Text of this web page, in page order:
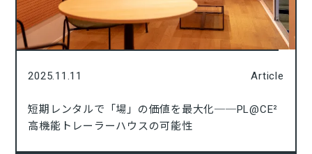
2025.11.11 Article
短期レンタルで「場」の価値を最大化──PL@CE²
高機能トレーラーハウスの可能性